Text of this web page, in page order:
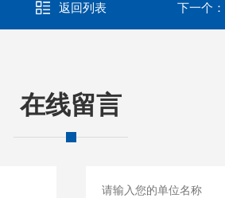
返回列表 下一个：
在线留言